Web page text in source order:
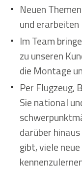
Neuen
und erarbeiten
Im Team
zu unseren
die Montage
Per Flugzeug,
Sie national
darüber
gibt, viele